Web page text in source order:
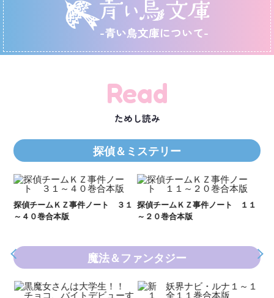
-青い鳥文庫について-
Read
ためし読み
探偵＆ミステリー
探偵チームＫＺ事件ノート ３１
～４０巻合本版
探偵チームＫＺ事件ノート １１
～２０巻合本版
魔法＆ファンタジー